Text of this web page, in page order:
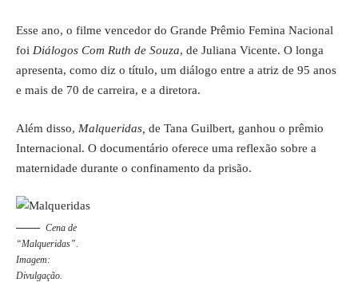
Esse ano, o filme vencedor do Grande Prêmio Femina Nacional
foi Diálogos Com Ruth de Souza, de Juliana Vicente. O longa
apresenta, como diz o título, um diálogo entre a atriz de 95 anos
e mais de 70 de carreira, e a diretora.
Além disso, Malqueridas, de Tana Guilbert, ganhou o prêmio
Internacional. O documentário oferece uma reflexão sobre a
maternidade durante o confinamento da prisão.
Cena de
“Malqueridas”.
Imagem:
Divulgação.